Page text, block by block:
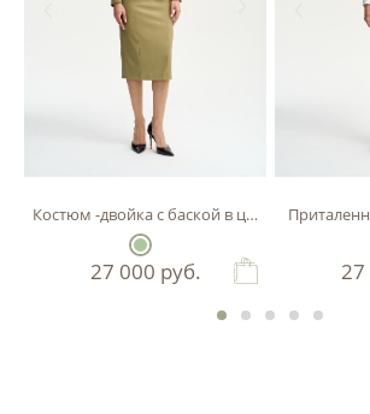
Костюм -двойка с баской в цвете фисташка
27 000 руб. 27